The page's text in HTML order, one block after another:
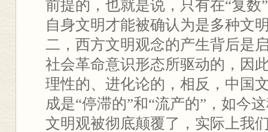
前提的，也就是说，只有在“复数
自身文明才能被确认为是多种文
二，西方文明观念的产生背后是
社会革命意识形态所驱动的，因
理性的、进化论的，相反，中国
成是“停滞的”和“流产的”，如今
文明观被彻底颠覆了，实际上我